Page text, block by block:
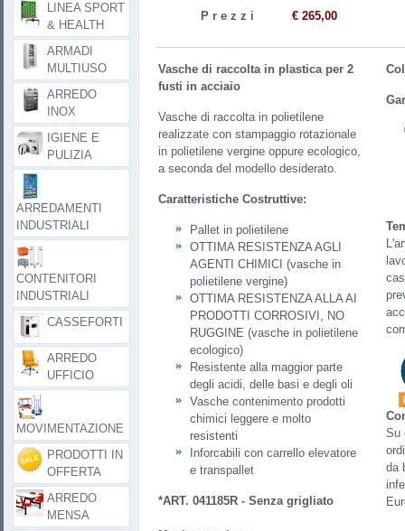
P r e z z i € 265,00
Vasche di raccolta in plastica per 2
fusti in acciaio
Vasche di raccolta in polietilene
realizzate con stampaggio rotazionale
in polietilene vergine oppure ecologico,
a seconda del modello desiderato.
Caratteristiche Costruttive:
Pallet in polietilene
OTTIMA RESISTENZA AGLI
AGENTI CHIMICI (vasche in
polietilene vergine)
OTTIMA RESISTENZA ALLA AI
PRODOTTI CORROSIVI, NO
RUGGINE (vasche in polietilene
ecologico)
Resistente alla maggior parte
degli acidi, delle basi e degli oli
Vasche contenimento prodotti
chimici leggere e molto
resistenti
Inforcabili con carrello elevatore
e transpallet
*ART. 041185R - Senza grigliato
Su
da
LINEA SPORT
& HEALTH
ARMADI
MULTIUSO
ARREDO
INOX
IGIENE E
PULIZIA
ARREDAMENTI
INDUSTRIALI
CONTENITORI
INDUSTRIALI
CASSEFORTI
ARREDO
UFFICIO
MOVIMENTAZIONE
PRODOTTI IN
OFFERTA
ARREDO
MENSA